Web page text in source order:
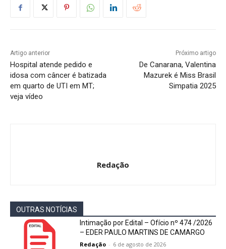
Artigo anterior
Hospital atende pedido e
idosa com câncer é batizada
em quarto de UTI em MT;
veja vídeo
Próximo artigo
De Canarana, Valentina
Mazurek é Miss Brasil
Simpatia 2025
Redação
OUTRAS NOTÍCIAS
Intimação por Edital – Ofício nº 474 /2026
– EDER PAULO MARTINS DE CAMARGO
Redação - 6 de agosto de 2026